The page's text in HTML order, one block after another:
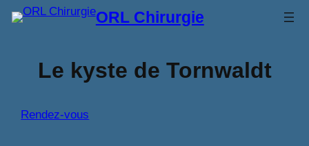
ORL Chirurgie
Le kyste de Tornwaldt
Rendez-vous